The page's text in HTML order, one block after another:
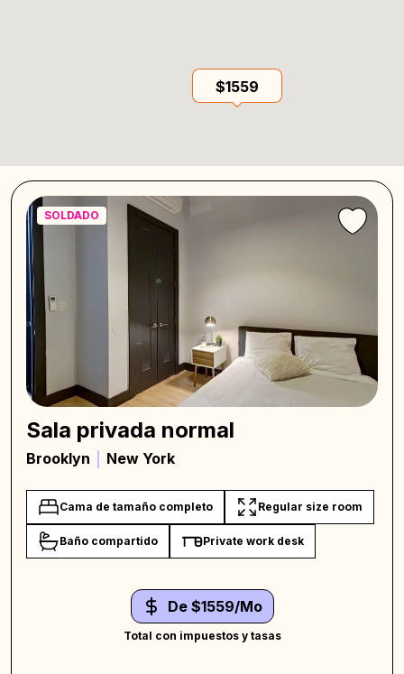
$1559
SOLDADO
Sala privada normal
Brooklyn New York
Cama de tamaño completo Regular size room
Baño compartido Private work desk
De $1559/Mo
Total con impuestos y tasas